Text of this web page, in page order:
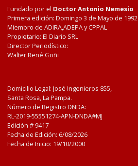
Fundado por el Doctor Antonio Nemesio
Primera edición: Domingo 3 de Mayo de 1992
Miembro de ADIRA,ADEPA y CPPAL
Propietario: El Diario SRL
Director Periodístico:
Walter René Goñi
Domicilio Legal: José Ingenieros 855,
Santa Rosa, La Pampa.
Número de Registro DNDA:
RL-2019-55551274-APN-DNDA#MJ
Edición # 9417
Fecha de Edición: 6/08/2026
Fecha de Inicio: 19/10/2000